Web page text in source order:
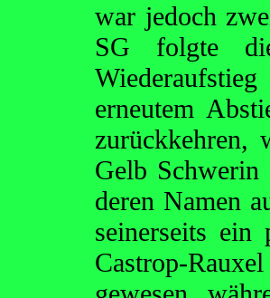
war jedoch
SG folgte
erneutem
zurückkehren,
Gelb Schwerin
deren Namen
seinerseits
Castrop-